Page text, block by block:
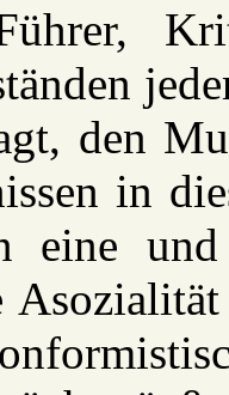
den
in
eine